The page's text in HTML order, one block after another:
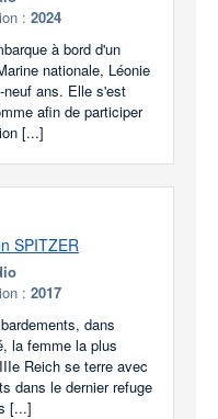
: 2024
à bord d'un
nationale, Léonie
neuf ans. Elle s'est
afin de participer
[...]
SPITZER
: 2017
dans
la femme la plus
Reich se terre avec
dans le dernier refuge
[...]